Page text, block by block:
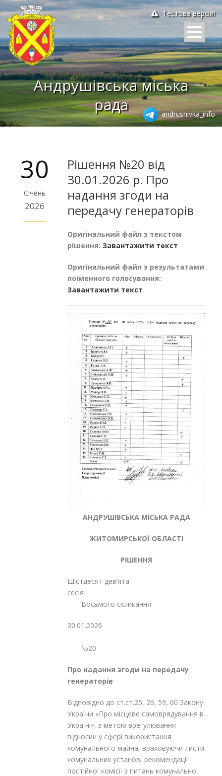
Тестова версія!
Андрушівська міська
рада
andrushivka_info
30
Січень
2026
Рішення №20 від
30.01.2026 р. Про
надання згоди на
передачу генераторів
Оригінальний файл з текстом
рішення: Завантажити текст
Оригінальний файл з результатами
поіменного голосування:
Завантажити текст
АНДРУШІВСЬКА МІСЬКА РАДА
ЖИТОМИРСЬКОЇ ОБЛАСТІ
РІШЕННЯ
Шістдесят дев’ята
сесія
Восьмого скликання
30.01.2026
№20
Про надання згоди на передачу
генераторів
Відповідно до ст.ст.25, 26, 59, 60 Закону
України «Про місцеве самоврядування в
Україні», з метою врегулювання
відносин у сфері використання
комунального майна, враховуючи листи
комунальних установ, рекомендації
постійної комісії з питань комунальної